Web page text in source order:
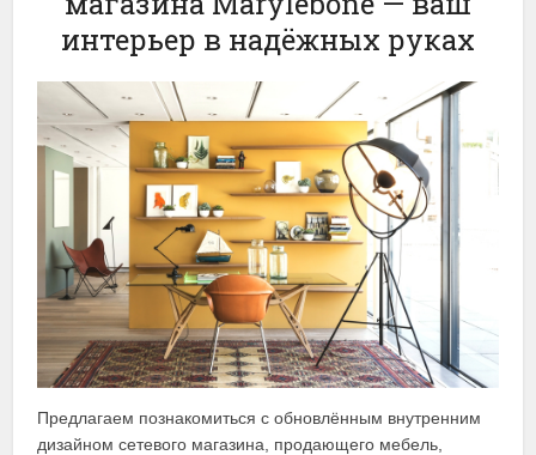
интерьер в надёжных руках
Предлагаем познакомиться с обновлённым внутренним
дизайном сетевого магазина, продающего мебель,